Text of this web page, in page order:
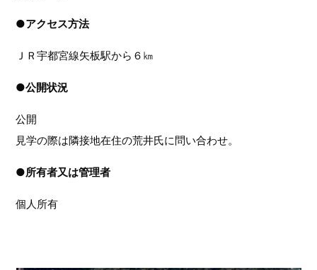
●アクセス方法
ＪＲ宇都宮線矢板駅から６㎞
●公開状況
公開
見学の際は隣接地在住の荒井氏に問い合わせ。
●所有者又は管理者
個人所有